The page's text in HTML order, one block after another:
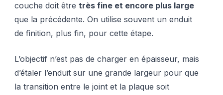
couche doit êtretrès fine et encore plus large
que la précédente. On utilise souvent un enduit
de finition, plus fin, pour cette étape.
L’objectif n’est pas de charger en épaisseur, mais
d’étaler l’enduit sur une grande largeur pour que
la transition entre le joint et la plaque soit